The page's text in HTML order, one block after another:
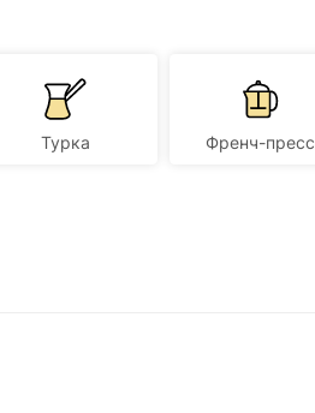
Турка Френч-пресс